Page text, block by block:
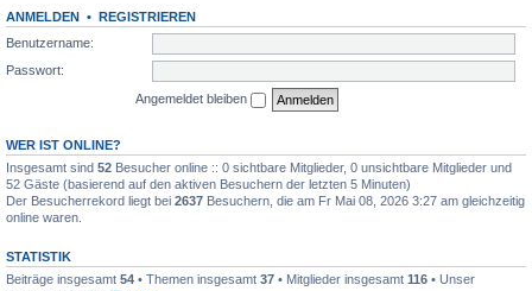
ANMELDEN • REGISTRIEREN
Benutzername:
Passwort:
Angemeldet bleiben
WER IST ONLINE?
Insgesamt sind 52 Besucher online :: 0 sichtbare Mitglieder, 0 unsichtbare Mitglieder und
52 Gäste (basierend auf den aktiven Besuchern der letzten 5 Minuten)
Der Besucherrekord liegt bei 2637 Besuchern, die am Fr Mai 08, 2026 3:27 am gleichzeitig
online waren.
STATISTIK
Beiträge insgesamt 54 • Themen insgesamt 37 • Mitglieder insgesamt 116 • Unser